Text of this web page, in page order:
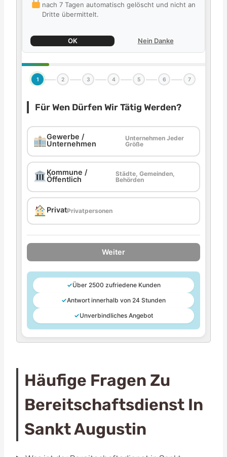
nach 7 Tagen automatisch gelöscht und nicht an
Dritte übermittelt.
OK Nein Danke
1 2 3 4 5 6 7
Für Wen Dürfen Wir Tätig Werden?
Gewerbe /
Unternehmen
Unternehmen Jeder
Größe
Kommune /
Öffentlich
Städte, Gemeinden,
Behörden
PrivatPrivatpersonen
Weiter
✓Über 2500 zufriedene Kunden
✓Antwort innerhalb von 24 Stunden
✓Unverbindliches Angebot
Häufige Fragen Zu
Bereitschaftsdienst In
Sankt Augustin